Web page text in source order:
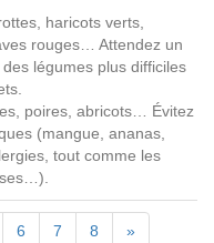
haricots verts,
rouges… Attendez un
légumes plus difficiles
poires, abricots… Évitez
(mangue, ananas,
tout comme les
6 7 8 »